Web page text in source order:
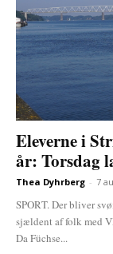
Eleverne i
år: Torsdag
Thea Dyhrberg - 7
SPORT. Der bliver
sjældent af folk med
Da Füchse...